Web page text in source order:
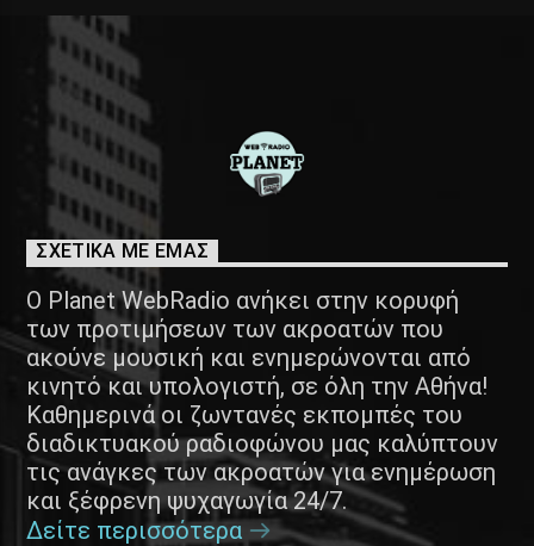
ΣΧΕΤΙΚΑ ΜΕ ΕΜΑΣ
Ο Planet WebRadio ανήκει στην κορυφή
των προτιμήσεων των ακροατών που
ακούνε μουσική και ενημερώνονται από
κινητό και υπολογιστή, σε όλη την Αθήνα!
Καθημερινά οι ζωντανές εκπομπές του
διαδικτυακού ραδιοφώνου μας καλύπτουν
τις ανάγκες των ακροατών για ενημέρωση
και ξέφρενη ψυχαγωγία 24/7.
Δείτε περισσότερα